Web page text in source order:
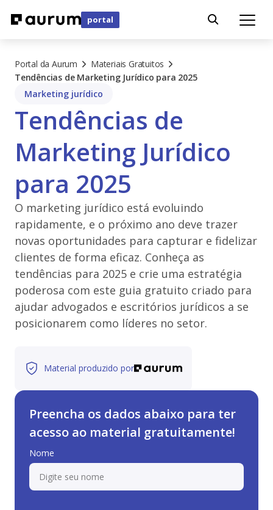
portal
Portal da Aurum
Materiais Gratuitos
Tendências de Marketing Jurídico para 2025
Marketing jurídico
Tendências de
Marketing Jurídico
para 2025
O marketing jurídico está evoluindo
rapidamente, e o próximo ano deve trazer
novas oportunidades para capturar e fidelizar
clientes de forma eficaz. Conheça as
tendências para 2025 e crie uma estratégia
poderosa com este guia gratuito criado para
ajudar advogados e escritórios jurídicos a se
posicionarem como líderes no setor.
Material produzido por
Preencha os dados abaixo para ter
acesso ao material gratuitamente!
Nome